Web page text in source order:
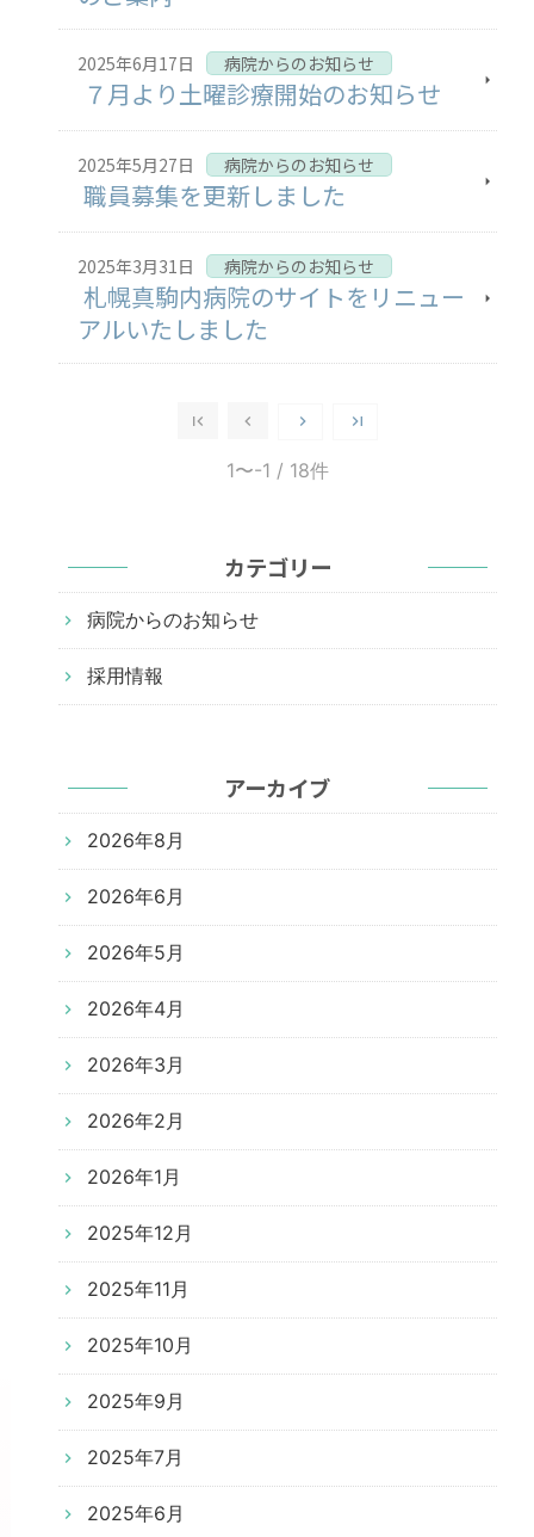
７月より土曜診療開始のお知らせ
2025年6月17日 病院からのお知らせ
職員募集を更新しました
2025年5月27日 病院からのお知らせ
札幌真駒内病院のサイトをリニュー
アルいたしました
2025年3月31日 病院からのお知らせ
1〜-1 / 18件
カテゴリー
病院からのお知らせ
採用情報
アーカイブ
2026年8月
2026年6月
2026年5月
2026年4月
2026年3月
2026年2月
2026年1月
2025年12月
2025年11月
2025年10月
2025年9月
2025年7月
2025年6月